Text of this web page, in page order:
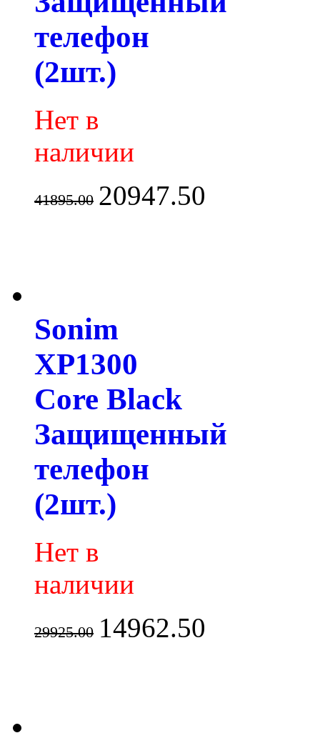
телефон
(2шт.)
Нет в
наличии
41895.00 20947.50
Sonim
XP1300
Core Black
Защищенный
телефон
(2шт.)
Нет в
наличии
29925.00 14962.50